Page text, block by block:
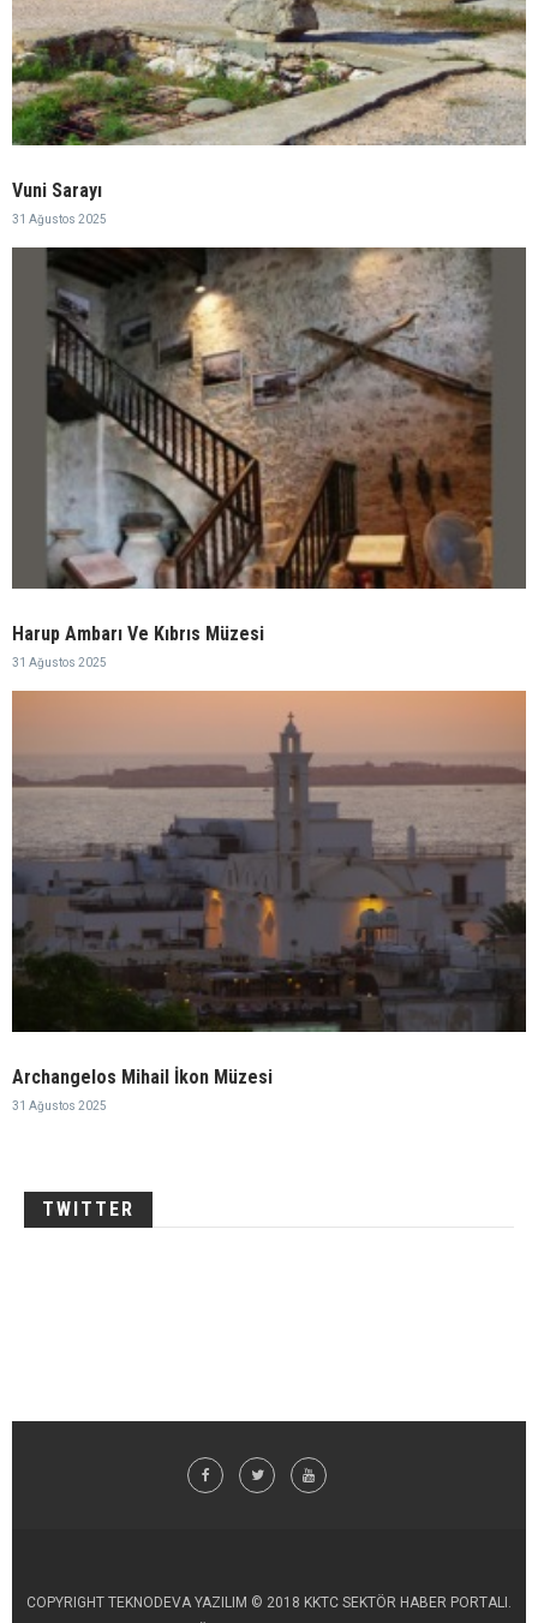
Vuni Sarayı
31 Ağustos 2025
Harup Ambarı Ve Kıbrıs Müzesi
31 Ağustos 2025
Archangelos Mihail İkon Müzesi
31 Ağustos 2025
TWITTER
COPYRIGHT TEKNODEVA YAZILIM © 2018 KKTC SEKTÖR HABER PORTALI.